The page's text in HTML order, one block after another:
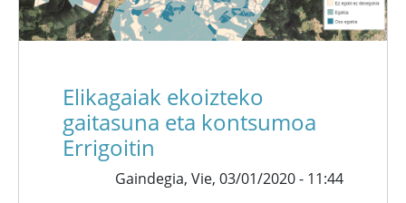
Elikagaiak ekoizteko
gaitasuna eta kontsumoa
Errigoitin
Gaindegia, Vie, 03/01/2020 - 11:44